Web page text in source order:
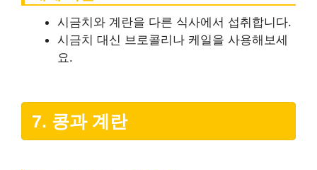
시금치와 계란을 다른 식사에서 섭취합니다.
시금치 대신 브로콜리나 케일을 사용해보세
요.
7. 콩과 계란